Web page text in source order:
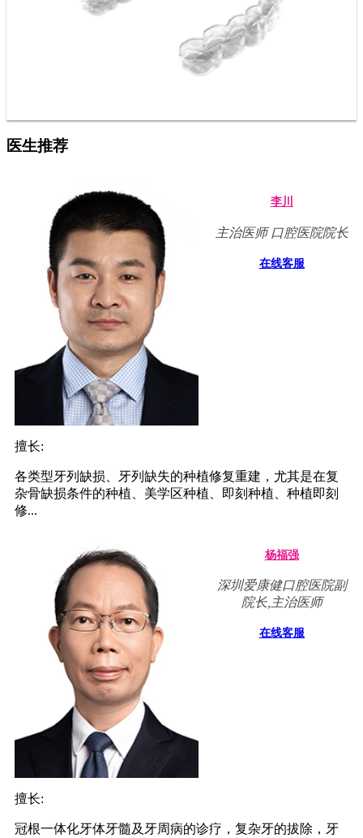
医生推荐
李川
主治医师 口腔医院院长
在线客服
擅长:
各类型牙列缺损、牙列缺失的种植修复重建，尤其是在复
杂骨缺损条件的种植、美学区种植、即刻种植、种植即刻
修...
杨福强
深圳爱康健口腔医院副
院长,主治医师
在线客服
擅长:
冠根一体化牙体牙髓及牙周病的诊疗，复杂牙的拔除，牙